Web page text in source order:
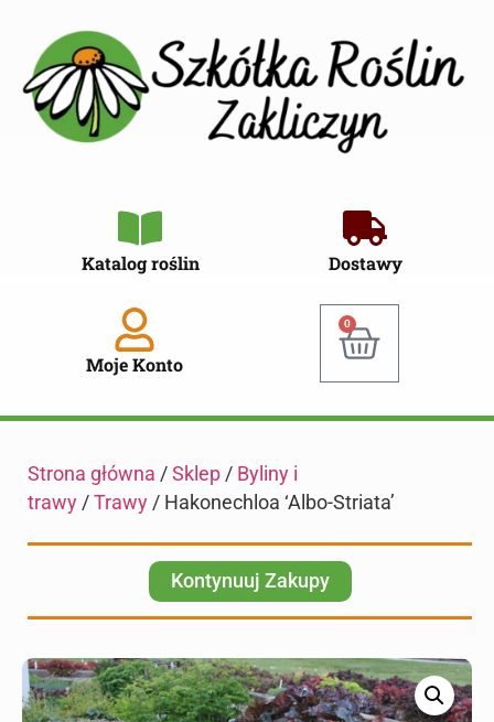
Katalog roślin Dostawy
Moje Konto
0
Strona główna / Sklep / Byliny i
trawy / Trawy / Hakonechloa ‘Albo-Striata’
Kontynuuj Zakupy